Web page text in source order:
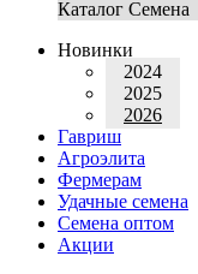
Каталог Семена
Новинки
2024
2025
2026
Гавриш
Агроэлита
Фермерам
Удачные семена
Семена оптом
Акции